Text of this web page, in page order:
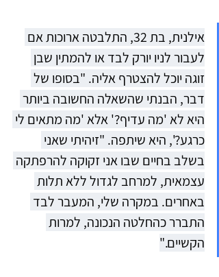
אילנית, בת 32, התלבטה ארוכות אם
לעבור לניו יורק לבד או להמתין שבן
זוגה יוכל להצטרף אליה. "בסופו של
דבר, הבנתי שהשאלה החשובה ביותר
היא לא 'מה עדיף?' אלא 'מה מתאים לי
כרגע?', היא שיתפה. "זיהיתי שאני
בשלב בחיים שבו אני זקוקה להרפתקה
עצמאית, למרחב לגדול ללא תלות
באחרים. במקרה שלי, המעבר לבד
התברר כהחלטה הנכונה, למרות
הקשיים."